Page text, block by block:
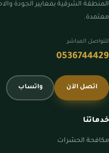
المنطقة الشرقية بمعايير الجودة
معتمدة.
للتواصل المباشر
0536744429
اتصل الآن واتساب
خدماتنا
مكافحة الحشرات